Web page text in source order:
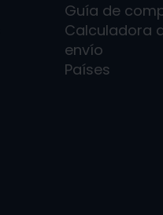
Guía de
Calculadora
envío
Países